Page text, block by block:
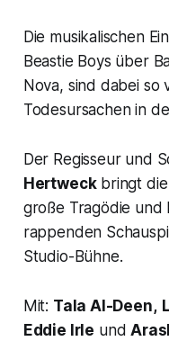
Die musikalischen
Beastie Boys über
Nova, sind dabei so
Todesursachen in
Der Regisseur und
Hertweckbringt die
große Tragödie und
rappenden
Studio-Bühne.
Mit: Tala Al-Deen,
Eddie Irle und